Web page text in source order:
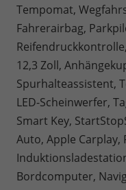
Tempomat,
Fahrerairbag,
12,3 Zoll,
Spurhalteassistent,
LED-Scheinwerfer,
Smart Key,
Auto, Apple
Bordcomputer,